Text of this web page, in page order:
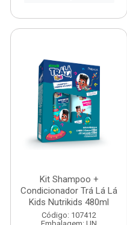
Kit Shampoo +
Condicionador Trá Lá Lá
Kids Nutrikids 480ml
Código: 107412